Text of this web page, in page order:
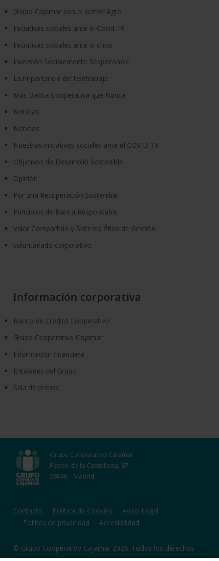
Grupo Cajamar con el sector Agro
Iniciativas sociales ante el Covid-19
Iniciativas sociales ante la crisis
Inversión Socialemente Responsable
La importancia del teletrabajo
Más Banca Cooperativa que Nunca
Noticias
Noticias
Nuestras iniciativas sociales ante el COVID-19
Objetivos de Desarrollo Sostenible
Opinión
Por una Recuperación Sostenible
Principios de Banca Responsable
Valor Compartido y Sistema Ético de Gestión
voluntariado corporativo
Información corporativa
Banco de Crédito Cooperativo
Grupo Cooperativo Cajamar
Información financiera
Entidades del Grupo
Sala de prensa
Grupo Cooperativo Cajamar
Paseo de la Castellana, 87
28046 – Madrid
Contacto Política de Cookies
Aviso Legal
Política de privacidad
Accesibilidad
© Grupo Cooperativo Cajamar 2026. Todos los derechos